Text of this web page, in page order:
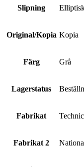
Slipning
Original/Kopia Kopia
Färg Grå
Lagerstatus
Fabrikat
Fabrikat 2